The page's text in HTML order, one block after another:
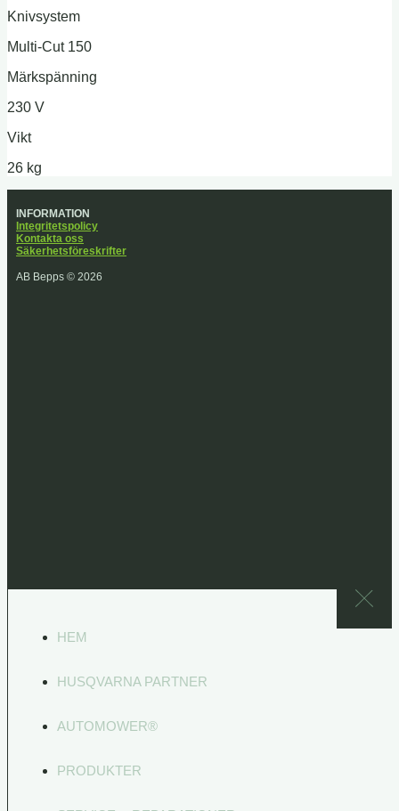
Knivsystem
Multi-Cut 150
Märkspänning
230 V
Vikt
26 kg
INFORMATION
Integritetspolicy
Kontakta oss
Säkerhetsföreskrifter
AB Bepps © 2026
HEM
HUSQVARNA PARTNER
AUTOMOWER®
PRODUKTER